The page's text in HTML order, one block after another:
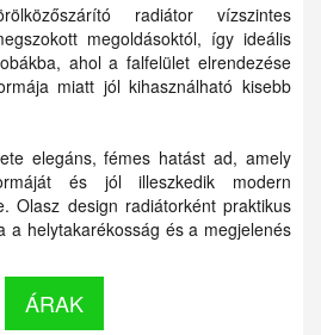
radiátor vízszintes
megoldásoktól, így ideális
ahol a falfelület elrendezése
miatt jól kihasználható kisebb
elegáns, fémes hatást ad, amely
és jól illeszkedik modern
Olasz design radiátorként praktikus
a helytakarékosság és a megjelenés
ÁRAK